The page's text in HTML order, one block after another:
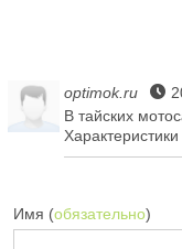
optimok.ru
В тайских
Имя (обязательно)